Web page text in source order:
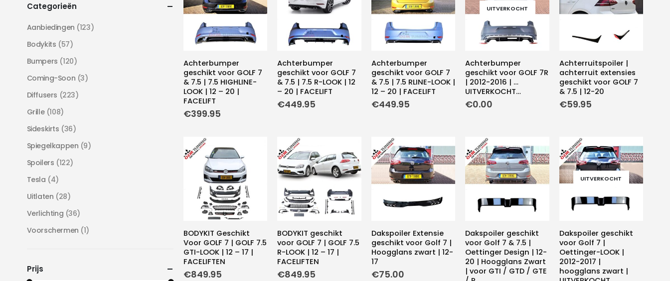
Achterbumper
geschikt voor GOLF 7
& 7.5 | 7.5 HIGHLINE-
LOOK | 12 – 20 |
FACELIFT
€399.95
Achterbumper
geschikt voor GOLF 7
& 7.5 | 7.5 R-LOOK | 12
– 20 | FACELIFT
€449.95
Achterbumper
geschikt voor GOLF 7
& 7.5 | 7.5 RLINE-LOOK |
12 – 20 | FACELIFT
€449.95
UITVERKOCHT
Achterbumper
geschikt voor GOLF 7R
| 2012-2016 | …
UITVERKOCHT…
€0.00
Achterruitspoiler |
achterruit extensies
geschikt voor GOLF 7
& 7.5 | 12-20
€59.95
BODYKIT Geschikt
Voor GOLF 7 | GOLF 7.5
GTI-LOOK | 12 – 17 |
FACELIFTEN
€849.95
BODYKIT geschikt
voor GOLF 7 | GOLF 7.5
R-LOOK | 12 – 17 |
FACELIFTEN
€849.95
Dakspoiler Extensie
geschikt voor Golf 7 |
Hoogglans zwart | 12-
17
€75.00
Dakspoiler geschikt
voor Golf 7 & 7.5 |
Oettinger Design | 12-
20 | Hoogglans Zwart
| voor GTI / GTD / GTE
UITVERKOCHT
Dakspoiler geschikt
voor Golf 7 |
Oettinger-LOOK |
2012-2017 |
hoogglans zwart |
Categorieën
Aanbiedingen (123)
Bodykits (57)
Bumpers (120)
Coming-Soon (3)
Diffusers (223)
Grille (108)
Sideskirts (36)
Spiegelkappen (9)
Spoilers (122)
Tesla (4)
Uitlaten (28)
Verlichting (36)
Voorschermen (1)
Prijs